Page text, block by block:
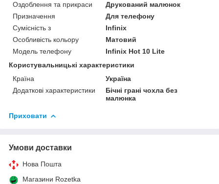
Оздоблення та прикраси
Друкований малюнок
Призначення
Для телефону
Сумісність з
Infinix
Особливість кольору
Матовий
Модель телефону
Infinix Hot 10 Lite
Користувальницькі характеристики
Країна
Україна
Додаткові характеристики
Бічні грані чохла без
малюнка
Приховати
Умови доставки
Нова Пошта
Магазини Rozetka